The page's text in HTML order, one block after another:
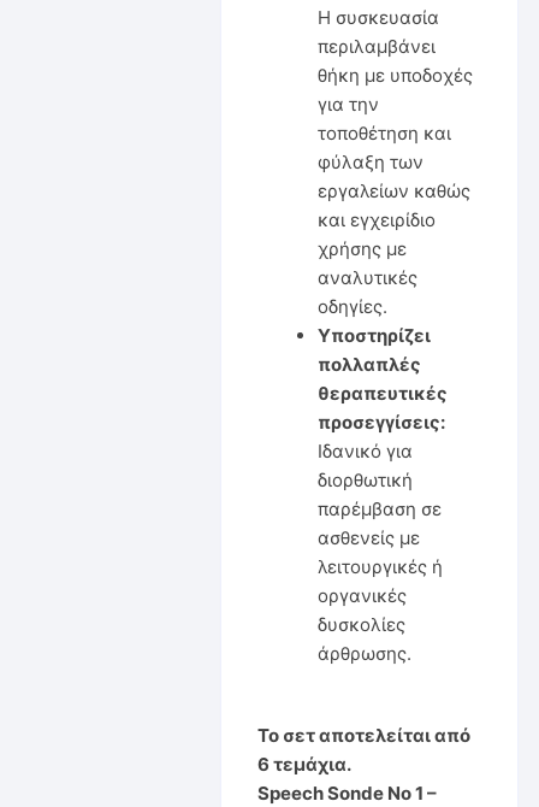
Η συσκευασία
περιλαμβάνει
θήκη με υποδοχές
για την
τοποθέτηση και
φύλαξη των
εργαλείων καθώς
και εγχειρίδιο
χρήσης με
αναλυτικές
οδηγίες.
Υποστηρίζει
πολλαπλές
θεραπευτικές
προσεγγίσεις:
Ιδανικό για
διορθωτική
παρέμβαση σε
ασθενείς με
λειτουργικές ή
οργανικές
δυσκολίες
άρθρωσης.
Το σετ αποτελείται από
6 τεμάχια.
Speech Sonde No 1 –